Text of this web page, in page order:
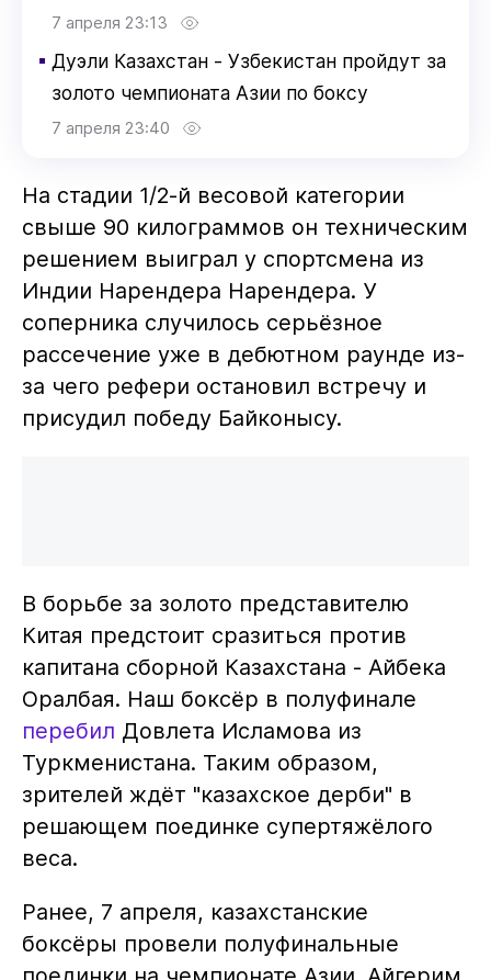
7 апреля 23:13
▪ Дуэли Казахстан - Узбекистан пройдут за
золото чемпионата Азии по боксу
7 апреля 23:40
На стадии 1/2-й весовой категории
свыше 90 килограммов он техническим
решением выиграл у спортсмена из
Индии Нарендера Нарендера. У
соперника случилось серьёзное
рассечение уже в дебютном раунде из-
за чего рефери остановил встречу и
присудил победу Байконысу.
В борьбе за золото представителю
Китая предстоит сразиться против
капитана сборной Казахстана - Айбека
Оралбая. Наш боксёр в полуфинале
перебил Довлета Исламова из
Туркменистана. Таким образом,
зрителей ждёт "казахское дерби" в
решающем поединке супертяжёлого
веса.
Ранее, 7 апреля, казахстанские
боксёры провели полуфинальные